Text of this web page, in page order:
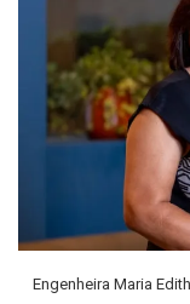
Engenheira Maria